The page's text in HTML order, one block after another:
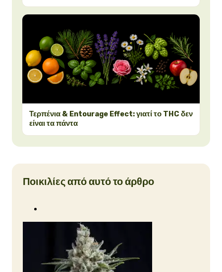
Τερπένια & Entourage Effect: γιατί το THC δεν
είναι τα πάντα
Ποικιλίες από αυτό το άρθρο